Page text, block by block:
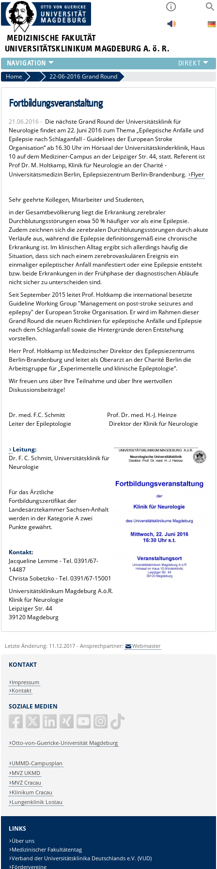
MEDIZINISCHE FAKULTÄT
UNIVERSITÄTSKLINIKUM MAGDEBURG A. ö. R.
INSTITUTE
KLINIKEN
ZENTRALE EINRICHTUNGEN
PRESSE
ÜBER UNS
INTERNATIONAL
INTRANET
Home Archiv 2016
22-06-2016 Grand Round
Fortbildungsveranstaltung
21.06.2016 - Die nächste Grand Round der Universitätsklinik für
Neurologie findet am 22. Juni 2016 zum Thema „Epileptische Anfälle und
Epilepsie nach Schlaganfall - Guidelines der European Stroke
Organisation“ ab 16.30 Uhr im Hörsaal der Universitätskinderklinik, Haus
10 auf dem Mediziner-Campus an der Leipziger Str. 44, statt. Referent ist
Prof Dr. M. Holtkamp, Klinik für Neurologie an der Charité -
Universitätsmedizin Berlin, Epilepsiezentrum Berlin-Brandenburg. Flyer
Sehr geehrte Kollegen, Mitarbeiter und Studenten,
in der Gesamtbevölkerung liegt die Erkrankung zerebraler
Durchblutungsstörungen etwa 50 % häufiger vor als eine Epilepsie.
Zudem zeichnen sich die zerebralen Durchblutungsstörungen durch akute
Verläufe aus, während die Epilepsie definitionsgemäß eine chronische
Erkrankung ist. Im klinischen Alltag ergibt sich allerdings häufig die
Situation, dass sich nach einem zerebrovaskulären Ereignis ein
einmaliger epileptischer Anfall manifestiert oder eine Epilepsie entsteht
bzw. beide Erkrankungen in der Frühphase der diagnostischen Abläufe
nicht sicher zu unterscheiden sind.
Seit September 2015 leitet Prof. Holtkamp die international besetzte
Guideline Working Group "Management on post-stroke seizures and
epilepsy" der European Stroke Organisation. Er wird im Rahmen dieser
Grand Round die neuen Richtlinien für epileptische Anfälle und Epilepsie
nach dem Schlaganfall sowie die Hintergründe deren Entstehung
vorstellen.
Herr Prof. Holtkamp ist Medizinscher Direktor des Epilepsiezentrums
Berlin-Brandenburg und leitet als Oberarzt an der Charité Berlin die
Arbeitsgruppe für „Experimentelle und klinische Epileptologie“.
Wir freuen uns über Ihre Teilnahme und über Ihre wertvollen
Diskussionsbeiträge!
Dr. med. F.C. Schmitt Prof. Dr. med. H.-J. Heinze
Leiter der Epileptologie Direktor der Klinik für Neurologie
Leitung:
Dr. F. C. Schmitt, Universitätsklinik für
Neurologie
Für das Ärztliche
Fortbildungszertifikat der
Landesärztekammer Sachsen-Anhalt
werden in der Kategorie A zwei
Punkte gewährt.
Kontakt:
Jacqueline Lemme - Tel. 0391/67-
14487
Christa Sobetzko - Tel. 0391/67-15001
Universitätsklinikum Magdeburg A.ö.R.
Klinik für Neurologie
Leipziger Str. 44
39120 Magdeburg
Letzte Änderung: 11.12.2017 - Ansprechpartner: Webmaster
SOZIALE MEDIEN
Otto-von-Guericke-Universität Magdeburg
KONTAKT
Impressum
Kontakt
UMMD-Campusplan
MVZ UKMD
MVZ Cracau
Klinikum Cracau
Lungenklinik Lostau
LINKS
Über uns
Medizinischer Fakultätentag
Verband der Universitätsklinika Deutschlands e.V. (VUD)
Fördervereine